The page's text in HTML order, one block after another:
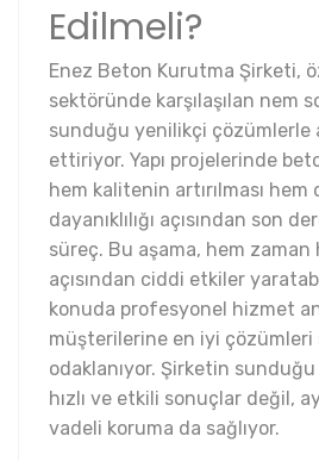
Edilmeli?
Enez Beton Kurutma Şirketi,
sektöründe karşılaşılan nem
sunduğu yenilikçi çözümlerle
ettiriyor. Yapı projelerinde
hem kalitenin artırılması hem
dayanıklılığı açısından son
süreç. Bu aşama, hem
açısından ciddi etkiler
konuda profesyonel hizmet
müşterilerine en iyi çözümleri
odaklanıyor. Şirketin
hızlı ve etkili sonuçlar değil,
vadeli koruma da sağlıyor.